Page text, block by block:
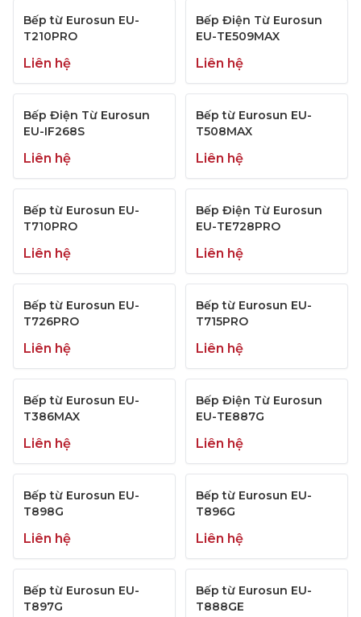
Bếp từ Eurosun EU-
T210PRO
Liên hệ
Bếp Điện Từ Eurosun
EU-TE509MAX
Liên hệ
Bếp Điện Từ Eurosun
EU-IF268S
Liên hệ
Bếp từ Eurosun EU-
T508MAX
Liên hệ
Bếp từ Eurosun EU-
T710PRO
Liên hệ
Bếp Điện Từ Eurosun
EU-TE728PRO
Liên hệ
Bếp từ Eurosun EU-
T726PRO
Liên hệ
Bếp từ Eurosun EU-
T715PRO
Liên hệ
Bếp từ Eurosun EU-
T386MAX
Liên hệ
Bếp Điện Từ Eurosun
EU-TE887G
Liên hệ
Bếp từ Eurosun EU-
T898G
Liên hệ
Bếp từ Eurosun EU-
T896G
Liên hệ
Bếp từ Eurosun EU-
T897G
Bếp từ Eurosun EU-
T888GE